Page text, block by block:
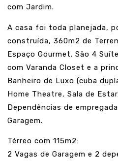
com Jardim.
A casa foi toda planejada,
construída, 360m2 de
Espaço Gourmet. São 4
com Varanda Closet e a
Banheiro de Luxo (cuba
Home Theatre, Sala de
Dependências de
Garagem.
Térreo com 115m2:
2 Vagas de Garagem e 2